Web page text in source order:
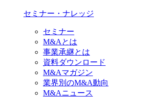
セミナー・ナレッジ
セミナー
M&Aとは
事業承継とは
資料ダウンロード
M&Aマガジン
業界別のM&A動向
M&Aニュース